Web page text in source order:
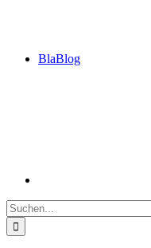
BlaBlog
Suche
nach: